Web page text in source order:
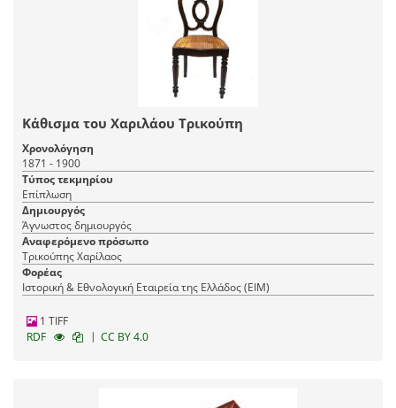
Kάθισμα του Χαριλάου Τρικούπη
Χρονολόγηση
1871 - 1900
Τύπος τεκμηρίου
Επίπλωση
Δημιουργός
Άγνωστος δημιουργός
Αναφερόμενο πρόσωπο
Τρικούπης Χαρίλαος
Φορέας
Ιστορική & Εθνολογική Εταιρεία της Ελλάδος (EIM)
1 TIFF
RDF
| CC BY 4.0